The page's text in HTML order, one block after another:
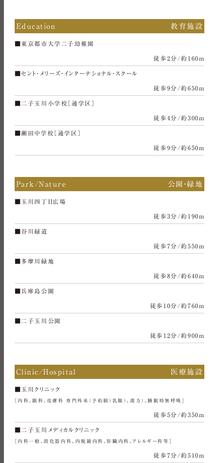
Education 教育施設
■東京都市大学二子幼稚園
徒歩2分/約160m
■セント・メリーズ・インターナショナル・スクール
徒歩9分/約650m
■二子玉川小学校［通学区］
徒歩4分/約300m
■瀬田中学校［通学区］
徒歩9分/約650m
Park/Nature 公園・緑地
■玉川四丁目広場
徒歩3分/約190m
■谷川緑道
徒歩7分/約550m
■多摩川緑地
徒歩8分/約640m
■兵庫島公園
徒歩10分/約760m
■二子玉川公園
徒歩12分/約900m
Clinic/Hospital 医療施設
■玉川クリニック
［内科、眼科、皮膚科 専門外来（予約制）乳腺）、漢方）、睡眠時無呼吸］
徒歩5分/約350m
■二子玉川メディカルクリニック
［内科一般、消化器内科、内視鏡内科、肝臓内科、アレルギー科等］
徒歩7分/約510m